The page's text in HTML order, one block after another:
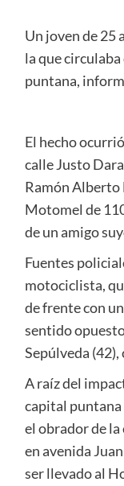
Un joven de 25
la que
puntana,
El hecho
calle Justo
Ramón Alberto
Motomel de
de un amigo
Fuentes
motociclista,
de frente con
sentido
Sepúlveda
A raíz del
capital puntana
el obrador de la
en avenida
ser llevado al